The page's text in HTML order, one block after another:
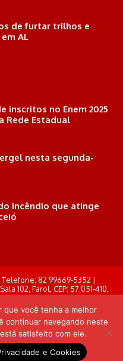
de furtar trilhos e
AL
inscritos no Enem 2025
Rede Estadual
nesta segunda-
incêndio que atinge
82 99669-5352 |
102, Farol, CEP: 57.051-410,
Derek Gustavo de Morais
2026.
Almeida
que você tenha a melhor
continuar navegando neste
satisfeito com ele.
e Cookies